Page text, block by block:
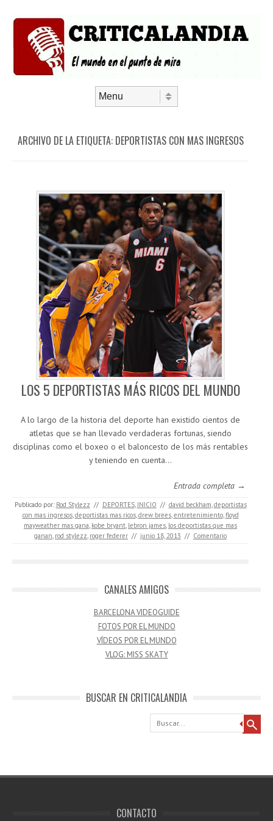
ARCHIVO DE LA ETIQUETA: DEPORTISTAS CON MAS INGRESOS
LOS 5 DEPORTISTAS MÁS RICOS DEL MUNDO
A lo largo de la historia del deporte han existido cientos de
atletas que se han llevado verdaderas fortunas, siendo
disciplinas como el boxeo o el baloncesto de los más rentables
y teniendo en cuenta…
Entrada completa →
Publicado por: Rod Stylezz // DEPORTES, INICIO // david beckham,deportistas
con mas ingresos,deportistas mas ricos,drew brees,entretenimiento,floyd
mayweather mas gana, kobe bryant, lebron james, los deportistas que mas
ganan, rod stylezz, roger federer // junio 18, 2013 // Comentario
CANALES AMIGOS
BARCELONA VIDEOGUIDE
FOTOS POR EL MUNDO
VÍDEOS POR EL MUNDO
VLOG: MISS SKATY
BUSCAR EN CRITICALANDIA
Buscar
CONTACTO